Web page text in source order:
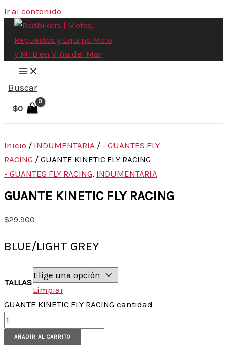
Ir al contenido
Buscar
$0
Inicio / INDUMENTARIA / - GUANTES FLY
RACING / GUANTE KINETIC FLY RACING
- GUANTES FLY RACING, INDUMENTARIA
GUANTE KINETIC FLY RACING
$29.900
BLUE/LIGHT GREY
TALLAS
Limpiar
GUANTE KINETIC FLY RACING cantidad
AÑADIR AL CARRITO